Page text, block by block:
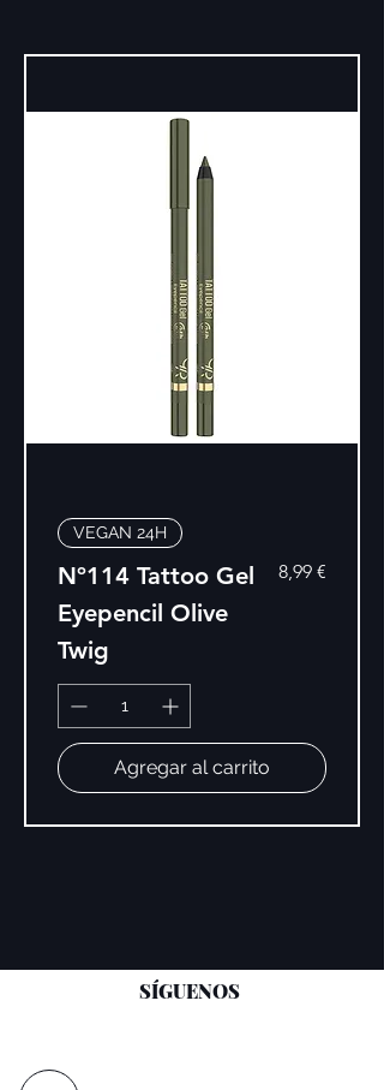
VEGAN 24H
Nº114 Tattoo Gel
Eyepencil Olive
Twig
Precio
8,99 €
Agregar al carrito
SÍGUENOS